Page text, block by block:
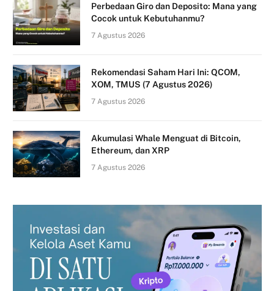
Perbedaan Giro dan Deposito: Mana yang
Cocok untuk Kebutuhanmu?
7 Agustus 2026
Rekomendasi Saham Hari Ini: QCOM,
XOM, TMUS (7 Agustus 2026)
7 Agustus 2026
Akumulasi Whale Menguat di Bitcoin,
Ethereum, dan XRP
7 Agustus 2026